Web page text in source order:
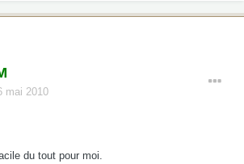
mai 2010
du tout pour moi.